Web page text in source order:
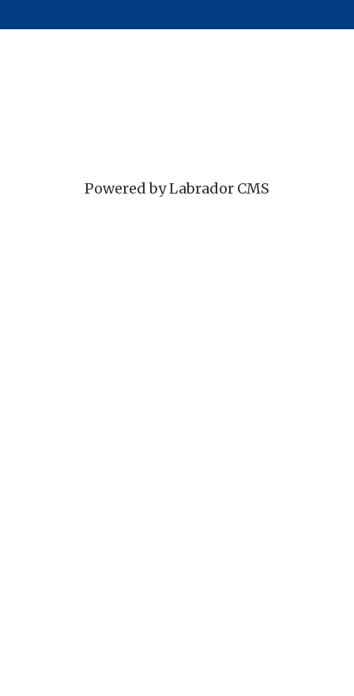
Powered by Labrador CMS